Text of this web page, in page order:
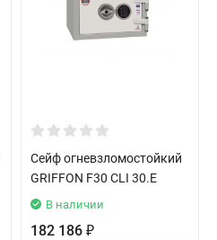
Сейф огневзломостойкий
GRIFFON F30 CLI 30.E
В наличии
182 186 ₽